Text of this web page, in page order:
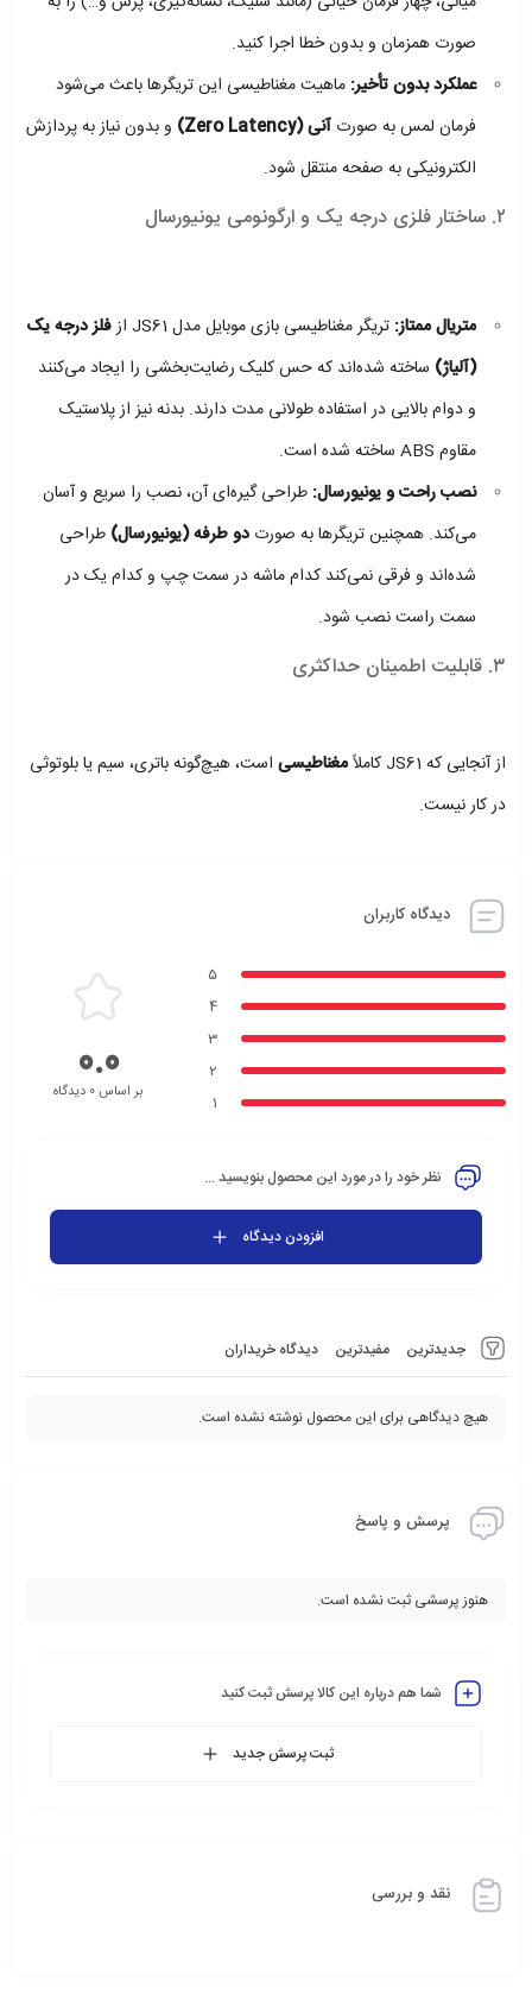
صورت همزمان و بدون خطا اجرا کنید.
عملکرد بدون تأخیر: ماهیت مغناطیسی این تریگرها باعث می‌شود
فرمان لمس به صورت آنی (Zero Latency)
و بدون نیاز به پردازش
الکترونیکی به صفحه منتقل شود.
۲. ساختار فلزی درجه یک و ارگونومی یونیورسال
متریال ممتاز: تریگر مغناطیسی بازی موبایل مدل JS61 از
فلز درجه یک
(آلیاژ) ساخته شده‌اند که حس کلیک رضایت‌بخشی را ایجاد می‌کنند
و دوام بالایی در استفاده طولانی مدت دارند. بدنه نیز از پلاستیک
مقاوم ABS ساخته شده است.
نصب راحت و یونیورسال: طراحی گیره‌ای آن، نصب را سریع و آسان
می‌کند. همچنین تریگرها به صورت دو طرفه (یونیورسال) طراحی
شده‌اند و فرقی نمی‌کند کدام ماشه در سمت چپ و کدام یک در
سمت راست نصب شود.
۳. قابلیت اطمینان حداکثری
از آنجایی که JS61 کاملاً مغناطیسی است، هیچ‌گونه باتری، سیم یا بلوتوثی
در کار نیست.
دیدگاه کاربران
جدیدترین مفیدترین دیدگاه خریداران
هیچ دیدگاهی برای این محصول نوشته نشده است.
5
4
3
2
1
0.0بر اساس 0 دیدگاه
نظر خود را در مورد این محصول بنویسید ...
افزودن دیدگاه
پرسش و پاسخ
هنوز پرسشی ثبت نشده است.
شما هم درباره این کالا پرسش ثبت کنید
ثبت پرسش جدید
نقد و بررسی